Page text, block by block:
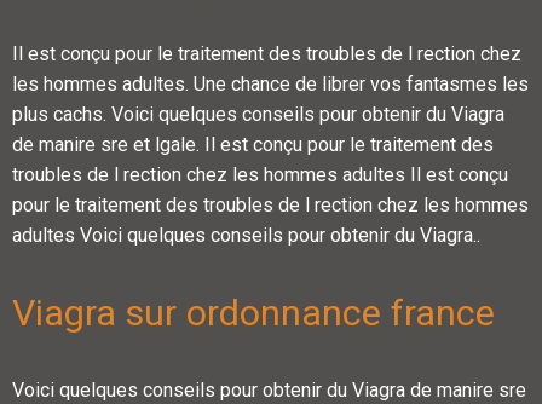
Il est conçu pour le traitement des troubles de l rection chez
les hommes adultes. Une chance de librer vos fantasmes les
plus cachs. Voici quelques conseils pour obtenir du Viagra
de manire sre et lgale. Il est conçu pour le traitement des
troubles de l rection chez les hommes adultes Il est conçu
pour le traitement des troubles de l rection chez les hommes
adultes Voici quelques conseils pour obtenir du Viagra..
Viagra sur ordonnance france
Voici quelques conseils pour obtenir du Viagra de manire sre